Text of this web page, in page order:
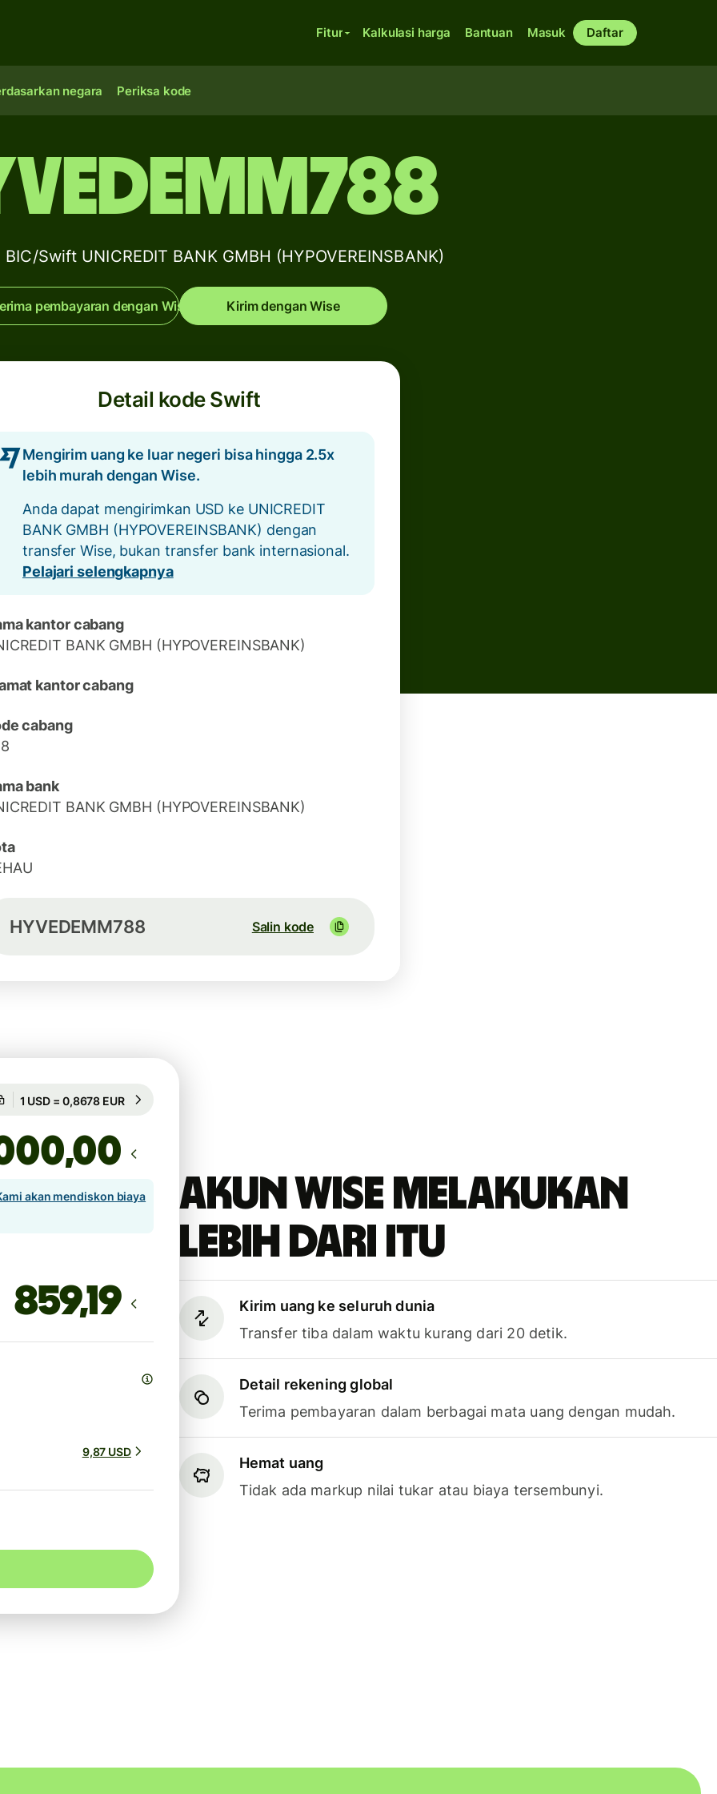
Fitur Kalkulasi harga Bantuan Masuk Daftar
negara Periksa kode
Swift UNICREDIT BANK GMBH (HYPOVEREINSBANK)
pembayaran dengan Wise Kirim dengan Wise
Detail kode Swift
Mengirim uang ke luar negeri bisa hingga 2.5x
lebih murah dengan Wise.
Anda dapat mengirimkan USD ke UNICREDIT
BANK GMBH (HYPOVEREINSBANK) dengan
transfer Wise, bukan transfer bank internasional.
Pelajari selengkapnya
kantor cabang
BANK GMBH (HYPOVEREINSBANK)
kantor cabang
cabang
bank
BANK GMBH (HYPOVEREINSBANK)
HYVEDEMM788 Salin kode
Akun Wise melakukan
lebih dari itu
Kirim uang ke seluruh dunia
Transfer tiba dalam waktu kurang dari 20 detik.
Detail rekening global
Terima pembayaran dalam berbagai mata uang dengan mudah.
Hemat uang
Tidak ada markup nilai tukar atau biaya tersembunyi.
Dijamin selama 8h
,00
akan mendiskon biaya
9,87 USD